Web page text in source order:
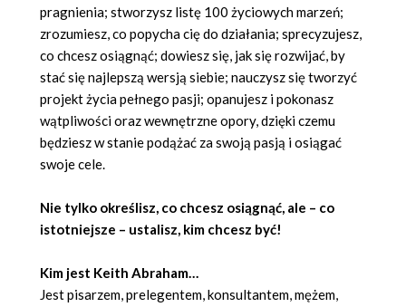
pragnienia; stworzysz listę 100 życiowych marzeń;
zrozumiesz, co popycha cię do działania; sprecyzujesz,
co chcesz osiągnąć; dowiesz się, jak się rozwijać, by
stać się najlepszą wersją siebie; nauczysz się tworzyć
projekt życia pełnego pasji; opanujesz i pokonasz
wątpliwości oraz wewnętrzne opory, dzięki czemu
będziesz w stanie podążać za swoją pasją i osiągać
swoje cele.
Nie tylko określisz, co chcesz osiągnąć, ale – co
istotniejsze – ustalisz, kim chcesz być!
Kim jest Keith Abraham…
Jest pisarzem, prelegentem, konsultantem, mężem,